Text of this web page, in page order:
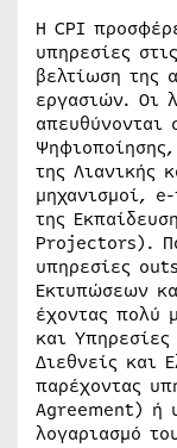
H CPI
υπηρεσίες
βελτίωση της
εργασιών. Οι
απευθύνονται
της Λιανικής
μηχανισμοί,
της
Projectors).
υπηρεσίες
Εκτυπώσεων
έχοντας πολύ
και
Διεθνείς και
παρέχοντας
Agreement) ή
λογαριασμό